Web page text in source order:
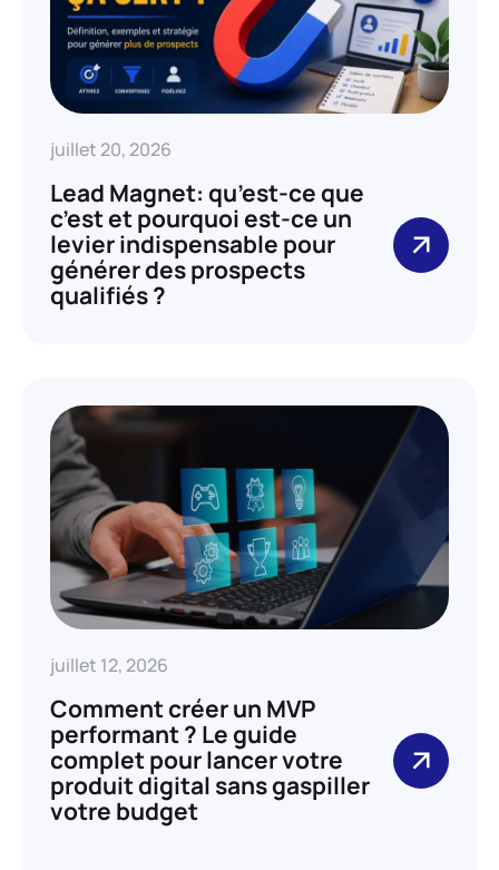
juillet 20, 2026
Lead Magnet: qu’est-ce que
c’est et pourquoi est-ce un
levier indispensable pour
générer des prospects
qualifiés ?
juillet 12, 2026
Comment créer un MVP
performant ? Le guide
complet pour lancer votre
produit digital sans gaspiller
votre budget